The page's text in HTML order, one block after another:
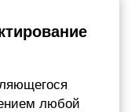
любой